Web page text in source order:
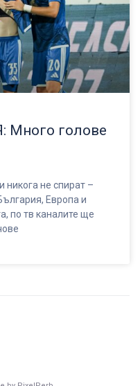
голове
никога не спират –
Европа и
по тв каналите ще